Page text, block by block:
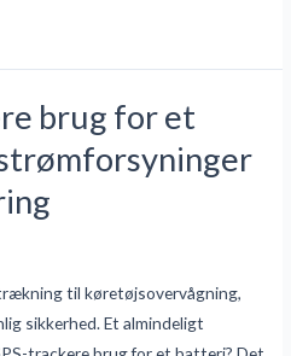
brug for et
til køretøjsovervågning,
sikkerhed. Et almindeligt